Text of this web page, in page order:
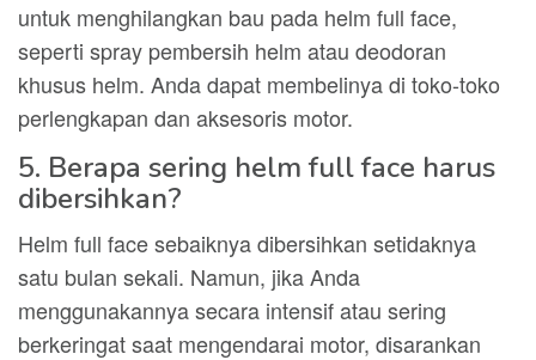
untuk menghilangkan bau pada helm full face,
seperti spray pembersih helm atau deodoran
khusus helm. Anda dapat membelinya di toko-toko
perlengkapan dan aksesoris motor.
5. Berapa sering helm full face harus
dibersihkan?
Helm full face sebaiknya dibersihkan setidaknya
satu bulan sekali. Namun, jika Anda
menggunakannya secara intensif atau sering
berkeringat saat mengendarai motor, disarankan